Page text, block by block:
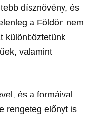
dísznövény, és
a Földön nem
különböztetünk
valamint
és a formáival
rengeteg előnyt is